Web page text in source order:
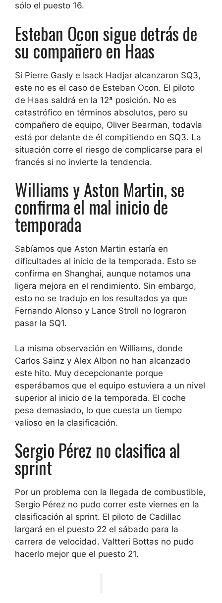
sólo el puesto 16.
Esteban Ocon sigue detrás de
su compañero en Haas
Si Pierre Gasly e Isack Hadjar alcanzaron SQ3,
este no es el caso de Esteban Ocon. El piloto
de Haas saldrá en la 12ª posición. No es
catastrófico en términos absolutos, pero su
compañero de equipo, Oliver Bearman, todavía
está por delante de él compitiendo en SQ3. La
situación corre el riesgo de complicarse para el
francés si no invierte la tendencia.
Williams y Aston Martin, se
confirma el mal inicio de
temporada
Sabíamos que Aston Martin estaría en
dificultades al inicio de la temporada. Esto se
confirma en Shanghai, aunque notamos una
ligera mejora en el rendimiento. Sin embargo,
esto no se tradujo en los resultados ya que
Fernando Alonso y Lance Stroll no lograron
pasar la SQ1.
La misma observación en Williams, donde
Carlos Sainz y Alex Albon no han alcanzado
este hito. Muy decepcionante porque
esperábamos que el equipo estuviera a un nivel
superior al inicio de la temporada. El coche
pesa demasiado, lo que cuesta un tiempo
valioso en la clasificación.
Sergio Pérez no clasifica al
sprint
Por un problema con la llegada de combustible,
Sergio Pérez no pudo correr este viernes en la
clasificación al sprint. El piloto de Cadillac
largará en el puesto 22 el sábado para la
carrera de velocidad. Valtteri Bottas no pudo
hacerlo mejor que el puesto 21.